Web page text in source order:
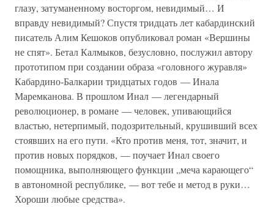
глазу, затуманенному восторгом, невидимый… И
вправду невидимый? Спустя тридцать лет кабардинский
писатель Алим Кешоков опубликовал роман «Вершины
не спят». Бетал Калмыков, безусловно, послужил автору
прототипом при создании образа «головного журавля»
Кабардино-Балкарии тридцатых годов — Инала
Маремканова. В прошлом Инал — легендарный
революционер, в романе — человек, упивающийся
властью, нетерпимый, подозрительный, крушивший всех
стоявших на его пути. «Кто против меня, тот, значит, и
против новых порядков, — поучает Инал своего
помощника, выполняющего функции „меча карающего“
в автономной республике, — вот тебе и метод в руки…
Хороши любые средства».